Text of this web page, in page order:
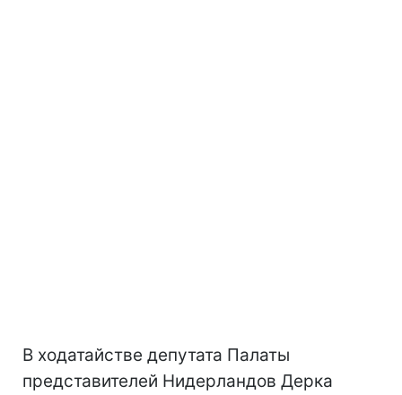
В ходатайстве депутата Палаты
представителей Нидерландов Дерка